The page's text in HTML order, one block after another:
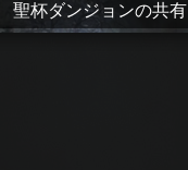
聖杯ダンジョンの共有